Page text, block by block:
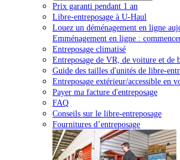
Prix garanti pendant 1 an
Libre-entreposage à U-Haul
Louez un déménagement en ligne
Emménagement en ligne :
Entreposage climatisé
Entreposage de VR, de voiture et de
Guide des tailles d'unités de libre-
Entreposage extérieur/accessible en
Payer ma facture d'entreposage
FAQ
Conseils sur le libre-entreposage
Fournitures d’entreposage